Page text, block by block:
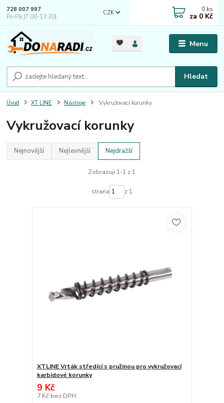
Menu
CZK
Hledat
728 007 997
Po-Pá |7:00-13:30|
0 ks
za 0 Kč
Úvod XT LINE Nástroje Vykružovací korunky
Vykružovací korunky
Nejnovější Nejlevnější Nejdražší
Zobrazuji 1-1 z 1
strana z 1
XTLINE Vrták středící s pružinou pro vykružovací
karbidové korunky
9 Kč
7 Kč bez DPH